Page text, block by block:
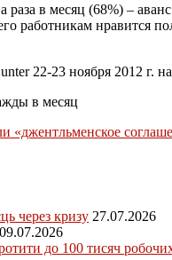
в месяц (68%) –
работникам
22-23 ноября 2012 г.
в месяц
через кризу 27.07.2026
09.07.2026
до 100 тисяч